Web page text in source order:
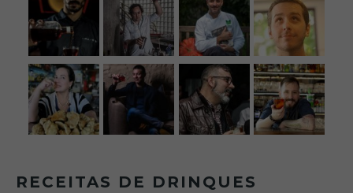
RECEITAS DE DRINQUES